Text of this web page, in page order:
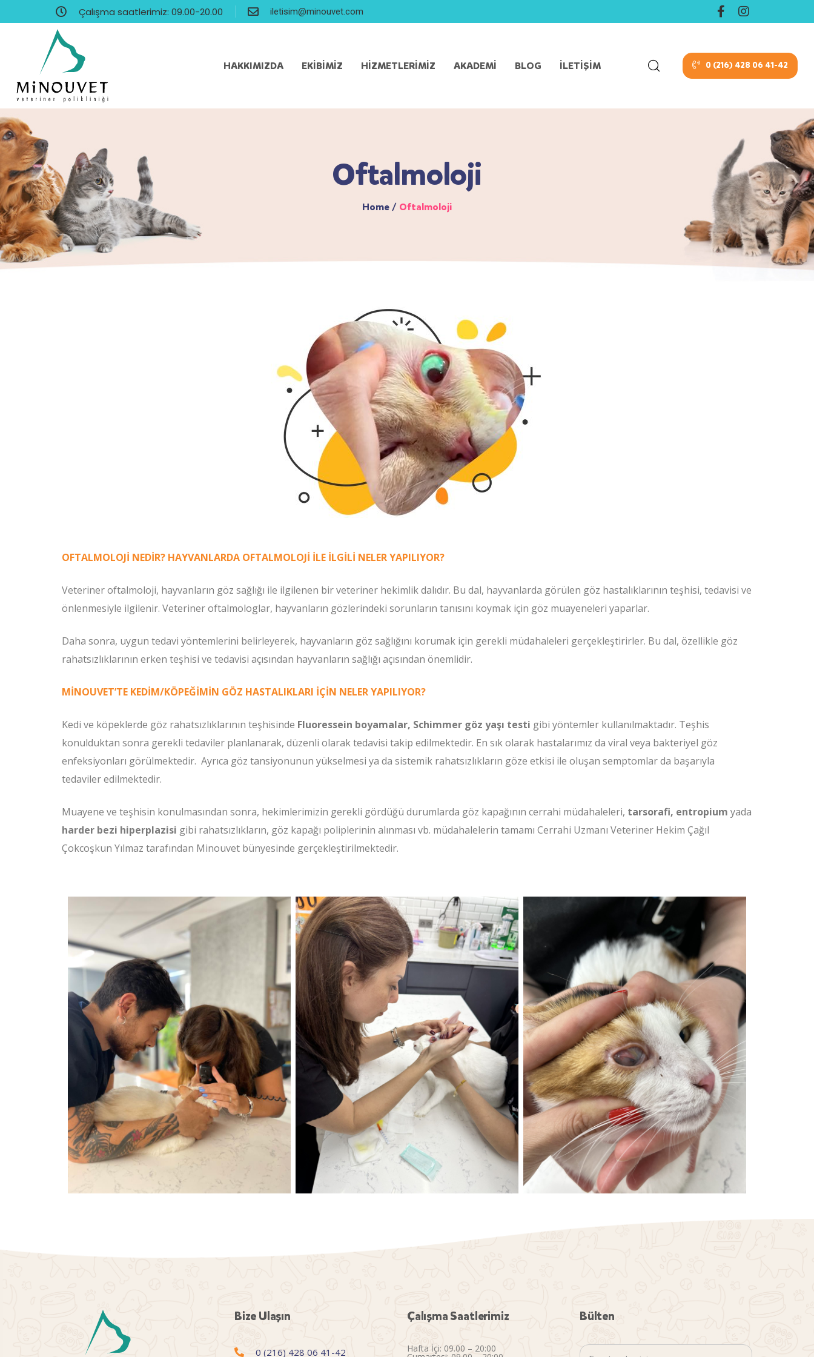
Çalışma saatlerimiz: 09.00-20.00 iletisim@minouvet.com
HAKKIMIZDA EKIBIMIZ HIZMETLERIMIZ AKADEMI BLOG İLETIŞIM 0 (216) 428 06 41-42
Oftalmoloji
Home/ Oftalmoloji
OFTALMOLOJİ NEDİR? HAYVANLARDA OFTALMOLOJİ İLE İLGİLİ NELER YAPILIYOR?
Veteriner oftalmoloji, hayvanların göz sağlığı ile ilgilenen bir veteriner hekimlik dalıdır. Bu dal, hayvanlarda görülen göz hastalıklarının teşhisi, tedavisi ve
önlenmesiyle ilgilenir. Veteriner oftalmologlar, hayvanların gözlerindeki sorunların tanısını koymak için göz muayeneleri yaparlar.
Daha sonra, uygun tedavi yöntemlerini belirleyerek, hayvanların göz sağlığını korumak için gerekli müdahaleleri gerçekleştirirler. Bu dal, özellikle göz
rahatsızlıklarının erken teşhisi ve tedavisi açısından hayvanların sağlığı açısından önemlidir.
MİNOUVET’TE KEDİM/KÖPEĞİMİN GÖZ HASTALIKLARI İÇİN NELER YAPILIYOR?
Kedi ve köpeklerde göz rahatsızlıklarının teşhisinde Fluoressein boyamalar, Schimmer göz yaşı testi gibi yöntemler kullanılmaktadır. Teşhis
konulduktan sonra gerekli tedaviler planlanarak, düzenli olarak tedavisi takip edilmektedir. En sık olarak hastalarımız da viral veya bakteriyel göz
enfeksiyonları görülmektedir. Ayrıca göz tansiyonunun yükselmesi ya da sistemik rahatsızlıkların göze etkisi ile oluşan semptomlar da başarıyla
tedaviler edilmektedir.
Muayene ve teşhisin konulmasından sonra, hekimlerimizin gerekli gördüğü durumlarda göz kapağının cerrahi müdahaleleri, tarsorafi, entropium yada
harder bezi hiperplazisi gibi rahatsızlıkların, göz kapağı poliplerinin alınması vb. müdahalelerin tamamı Cerrahi Uzmanı Veteriner Hekim Çağıl
Çokcoşkun Yılmaz tarafından Minouvet bünyesinde gerçekleştirilmektedir.
Bize Ulaşın
0 (216) 428 06 41-42
Çalışma Saatlerimiz
Hafta İçi: 09.00 – 20:00
Bülten